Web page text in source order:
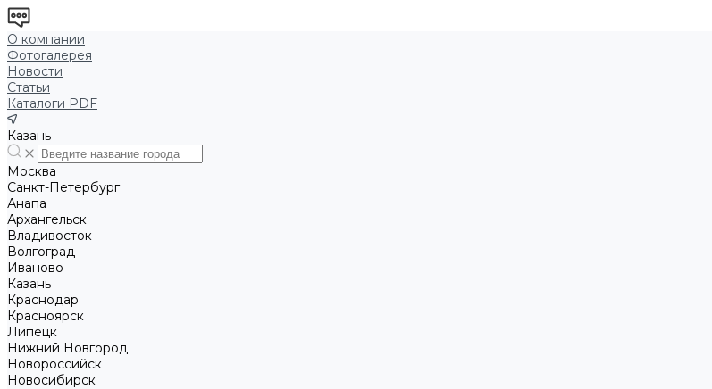
О компании
Фотогалерея
Новости
Статьи
Каталоги PDF
Казань
Москва
Санкт-Петербург
Анапа
Архангельск
Владивосток
Волгоград
Иваново
Казань
Краснодар
Красноярск
Липецк
Нижний Новгород
Новороссийск
Новосибирск